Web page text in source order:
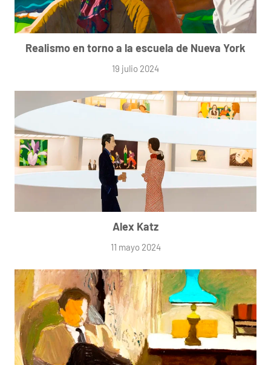
Realismo en torno a la escuela de Nueva York
19 julio 2024
Alex Katz
11 mayo 2024